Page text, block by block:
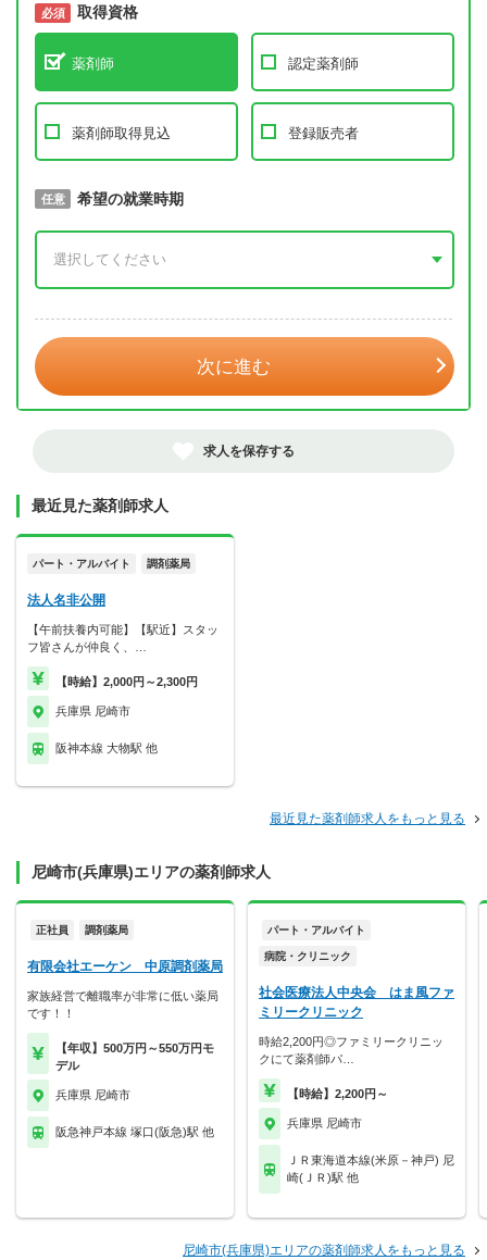
必須 取得資格
薬剤師 認定薬剤師
薬剤師取得見込 登録販売者
必須 取得予定年
任意 希望の就業時期
次に進む
求人を保存する
最近見た薬剤師求人
パート・アルバイト 調剤薬局
法人名非公開
【午前扶養内可能】【駅近】スタッ
フ皆さんが仲良く、…
【時給】2,000円～2,300円
兵庫県 尼崎市
阪神本線 大物駅 他
最近見た薬剤師求人をもっと見る
尼崎市(兵庫県)エリアの薬剤師求人
正社員 調剤薬局
有限会社エーケン 中原調剤薬局
家族経営で離職率が非常に低い薬局
です！！
【年収】500万円～550万円モ
デル
兵庫県 尼崎市
阪急神戸本線 塚口(阪急)駅 他
パート・アルバイト
病院・クリニック
社会医療法人中央会 はま風ファ
ミリークリニック
時給2,200円◎ファミリークリニッ
クにて薬剤師パ…
【時給】2,200円～
兵庫県 尼崎市
ＪＲ東海道本線(米原－神戸) 尼
崎(ＪＲ)駅 他
尼崎市(兵庫県)エリアの薬剤師求人をもっと見る